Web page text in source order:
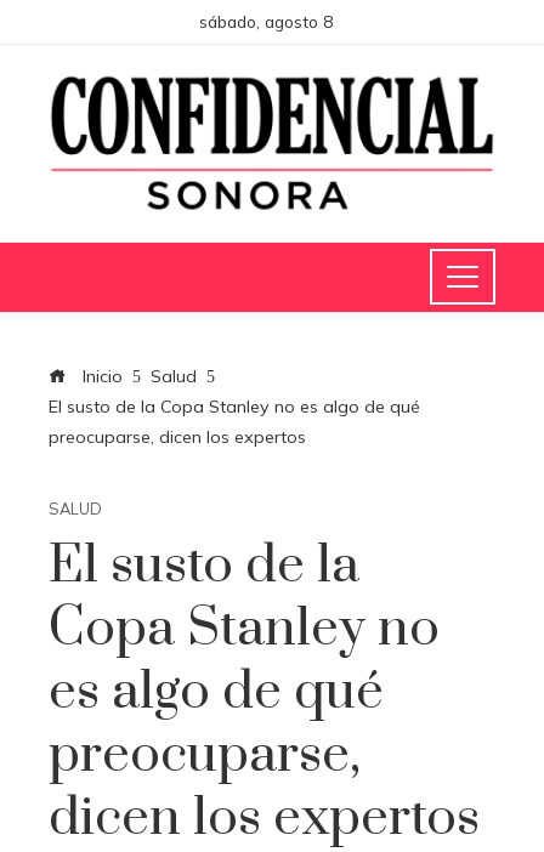
sábado, agosto 8
Inicio
Salud
El susto de la Copa Stanley no es algo de qué
preocuparse, dicen los expertos
SALUD
El susto de la
Copa Stanley no
es algo de qué
preocuparse,
dicen los expertos